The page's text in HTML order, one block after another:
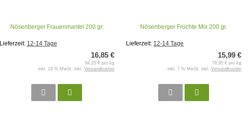
Nösenberger Frauenmantel 200 gr.
Lieferzeit: 12-14 Tage
16,85 €
84,25 € pro kg
inkl. 19 % MwSt. inkl.Versandkosten
Nösenberger Früchte Mix 200 gr.
Lieferzeit: 12-14 Tage
15,99 €
79,95 € pro kg
inkl. 7 % MwSt. inkl. Versandkosten